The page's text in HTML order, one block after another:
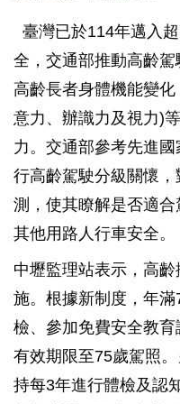
臺灣已於114年邁入
全，交通部推動高齡
高齡長者身體機能變
意力、辦識力及視力)
力。交通部參考先進
行高齡駕駛分級關懷
測，使其瞭解是否適
其他用路人行車安全。
中壢監理站表示，高
施。根據新制度，年
檢、參加免費安全教
有效期限至75歲駕照
持每3年進行體檢及認